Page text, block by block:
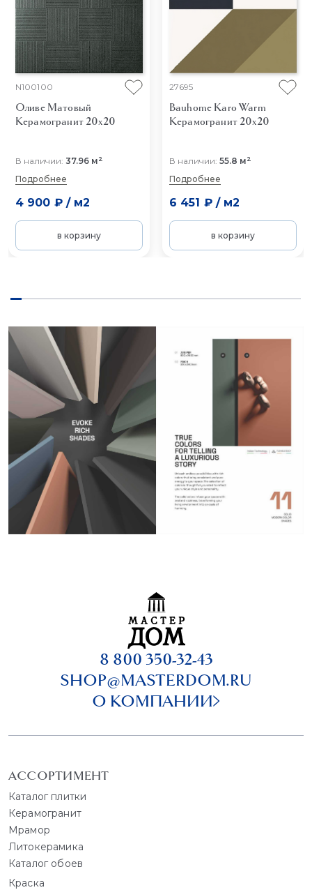
N100100
Оливе Матовый
Керамогранит 20x20
В наличии: 37.96 м2
Подробнее
4 900 ₽/ м2
в корзину
27695
Bauhome Karo Warm
Керамогранит 20x20
В наличии: 55.8 м2
Подробнее
6 451 ₽/ м2
в корзину
8 800 350-32-43
SHOP@MASTERDOM.RU
О КОМПАНИИ
АССОРТИМЕНТ
Каталог плитки
Керамогранит
Мрамор
Литокерамика
Каталог обоев
Краска